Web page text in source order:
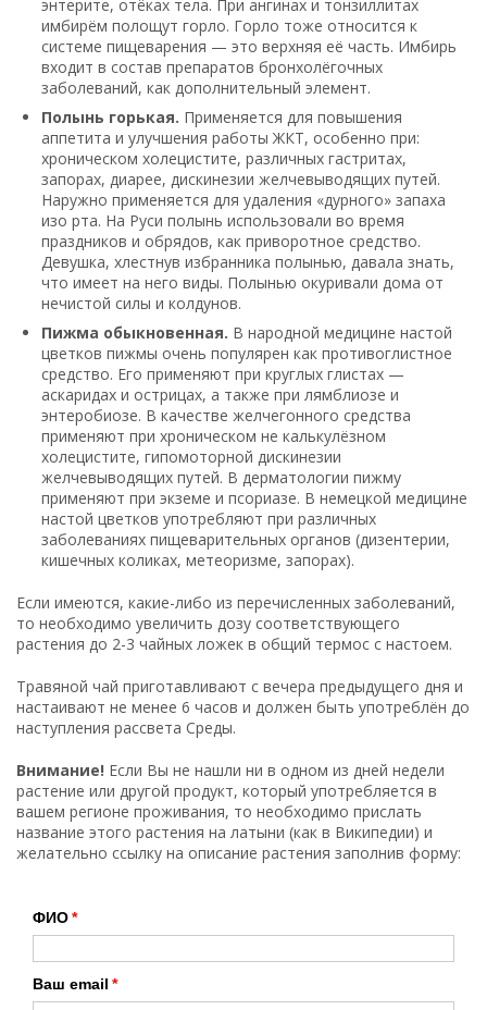
энтерите, отёках тела. При ангинах и тонзиллитах
имбирём полощут горло. Горло тоже относится к
системе пищеварения — это верхняя её часть. Имбирь
входит в состав препаратов бронхолёгочных
заболеваний, как дополнительный элемент.
Полынь горькая. Применяется для повышения
аппетита и улучшения работы ЖКТ, особенно при:
хроническом холецистите, различных гастритах,
запорах, диарее, дискинезии желчевыводящих путей.
Наружно применяется для удаления «дурного» запаха
изо рта. На Руси полынь использовали во время
праздников и обрядов, как приворотное средство.
Девушка, хлестнув избранника полынью, давала знать,
что имеет на него виды. Полынью окуривали дома от
нечистой силы и колдунов.
Пижма обыкновенная. В народной медицине настой
цветков пижмы очень популярен как противоглистное
средство. Его применяют при круглых глистах —
аскаридах и острицах, а также при лямблиозе и
энтеробиозе. В качестве желчегонного средства
применяют при хроническом не калькулёзном
холецистите, гипомоторной дискинезии
желчевыводящих путей. В дерматологии пижму
применяют при экземе и псориазе. В немецкой медицине
настой цветков употребляют при различных
заболеваниях пищеварительных органов (дизентерии,
кишечных коликах, метеоризме, запорах).
Если имеются, какие-либо из перечисленных заболеваний,
то необходимо увеличить дозу соответствующего
растения до 2-3 чайных ложек в общий термос с настоем.
Травяной чай приготавливают с вечера предыдущего дня и
настаивают не менее 6 часов и должен быть употреблён до
наступления рассвета Среды.
Внимание! Если Вы не нашли ни в одном из дней недели
растение или другой продукт, который употребляется в
вашем регионе проживания, то необходимо прислать
название этого растения на латыни (как в Википедии) и
желательно ссылку на описание растения заполнив форму:
ФИО
Ваш email